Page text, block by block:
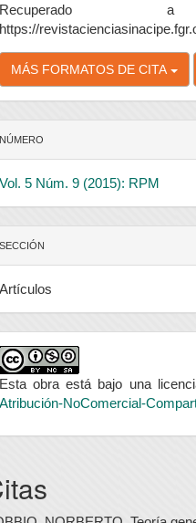
https://
MÁS FORMATOS DE CITA
NÚMERO
Vol. 5 Núm. 9 (2015): RPM
SECCIÓN
Artículos
Esta obra está bajo una
Atribución-NoComercial-